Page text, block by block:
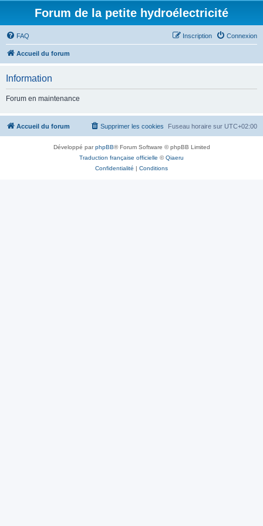
Forum de la petite hydroélectricité
FAQ Connexion
Inscription
Accueil du forum
Information
Forum en maintenance
Accueil du forum Fuseau horaire sur UTC+02:00
Supprimer les cookies
Développé parphpBB® Forum Software © phpBB Limited
Traduction française officielle ©Qiaeru
Confidentialité | Conditions